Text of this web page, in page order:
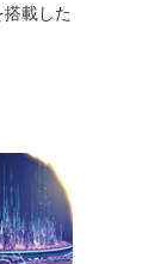
載した